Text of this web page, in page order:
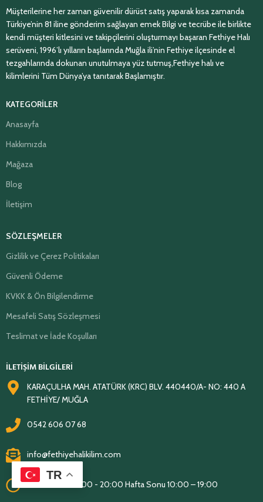
Müşterilerine her zaman güvenilir dürüst satış yaparak kısa zamanda
Türkiye’nin 81 iline gönderim sağlayan emek Bilgi ve tecrübe ile birlikte
kendi müşteri kitlesini ve takipçilerini oluşturmayı başaran Fethiye Halı
serüveni, 1996’lı yılların başlarında Muğla ili’nin Fethiye ilçesinde el
tezgahlarında dokunan unutulmaya yüz tutmuş,Fethiye halı ve
kilimlerini Tüm Dünya’ya tanıtarak Başlamıştır.
KATEGORİLER
Anasayfa
Hakkımızda
Mağaza
Blog
İletişim
SÖZLEŞMELER
Gizlilik ve Çerez Politikaları
Güvenli Ödeme
KVKK & Ön Bilgilendirme
Mesafeli Satış Sözleşmesi
Teslimat ve İade Koşulları
İLETİŞİM BİLGİLERİ
KARAÇULHA MAH. ATATÜRK (KRC) BLV. 440440/A- NO: 440 A
FETHİYE/ MUĞLA
0542 606 07 68
info@fethiyehalikilim.com
Pts - Cuma 08:00 - 20:00 Hafta Sonu 10:00 – 19:00
TR